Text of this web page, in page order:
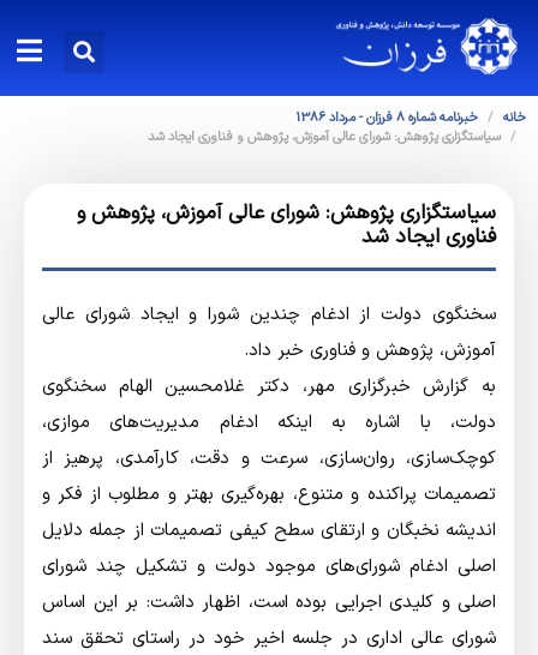
خانه
خبرنامه شماره 8 فرزان - مرداد 1386
سياستگزاري پژوهش: شورای عالی آموزش، پژوهش و فناوری ایجاد شد
سياستگزاري پژوهش: شورای عالی آموزش، پژوهش و
فناوری ایجاد شد
سخنگوی دولت از ادغام چندین شورا و ایجاد شورای عالی
آموزش، پژوهش و فناوری خبر داد.
به گزارش خبرگزاری مهر، دکتر غلامحسین الهام سخنگوی
دولت، با اشاره به اینکه ادغام مدیریت‌های موازی،
کوچک‌سازی، روان‌سازی، سرعت و دقت، کارآمدی، پرهیز از
تصمیمات پراکنده و متنوع، بهره‌گیری بهتر و مطلوب از فکر و
اندیشه نخبگان و ارتقای سطح کیفی تصمیمات از جمله دلایل
اصلی ادغام شورای‌های موجود دولت و تشکیل چند شورای
اصلی و کلیدی اجرایی بوده است، اظهار داشت: بر این اساس
شورای عالی اداری در جلسه اخیر خود در راستای تحقق سند